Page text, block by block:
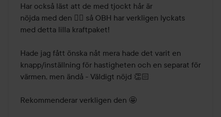
Har också läst att de med tjockt hår är
nöjda med den 👌🏻 så OBH har verkligen lyckats
med detta lilla kraftpaket!
Hade jag fått önska nåt mera hade det varit en
knapp/inställning för hastigheten och en separat för
värmen, men ändå - Väldigt nöjd 👏🏻
Rekommenderar verkligen den 🤩